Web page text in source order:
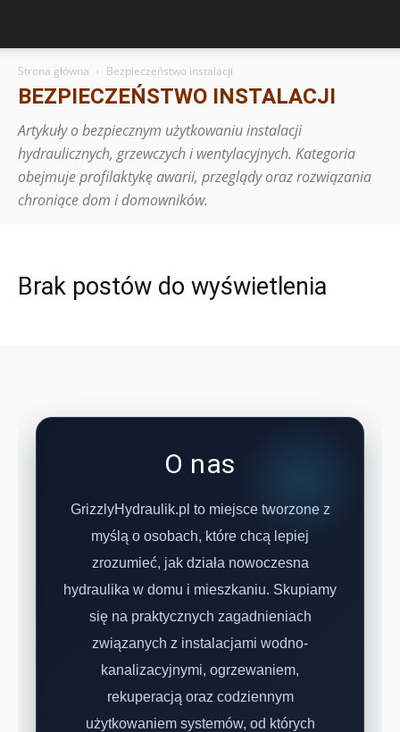
Strona główna Bezpieczeństwo instalacji
BEZPIECZEŃSTWO INSTALACJI
Artykuły o bezpiecznym użytkowaniu instalacji
hydraulicznych, grzewczych i wentylacyjnych. Kategoria
obejmuje profilaktykę awarii, przeglądy oraz rozwiązania
chroniące dom i domowników.
Brak postów do wyświetlenia
O nas
GrizzlyHydraulik.pl to miejsce tworzone z
myślą o osobach, które chcą lepiej
zrozumieć, jak działa nowoczesna
hydraulika w domu i mieszkaniu. Skupiamy
się na praktycznych zagadnieniach
związanych z instalacjami wodno-
kanalizacyjnymi, ogrzewaniem,
rekuperacją oraz codziennym
użytkowaniem systemów, od których